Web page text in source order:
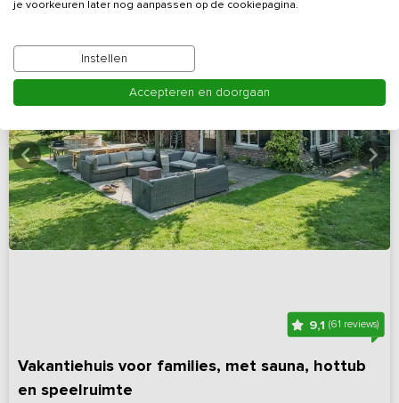
9,1(61 reviews)
Vakantiehuis voor families, met sauna, hottub
en speelruimte
je voorkeuren later nog aanpassen op de cookiepagina.
Instellen
Accepteren en doorgaan